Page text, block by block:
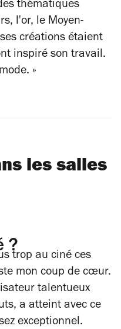
thématiques
l'or, le Moyen-
créations étaient
inspiré son travail.
»
les salles
?trop au ciné ces
mon coup de cœur.
talentueux
a atteint avec ce
exceptionnel.